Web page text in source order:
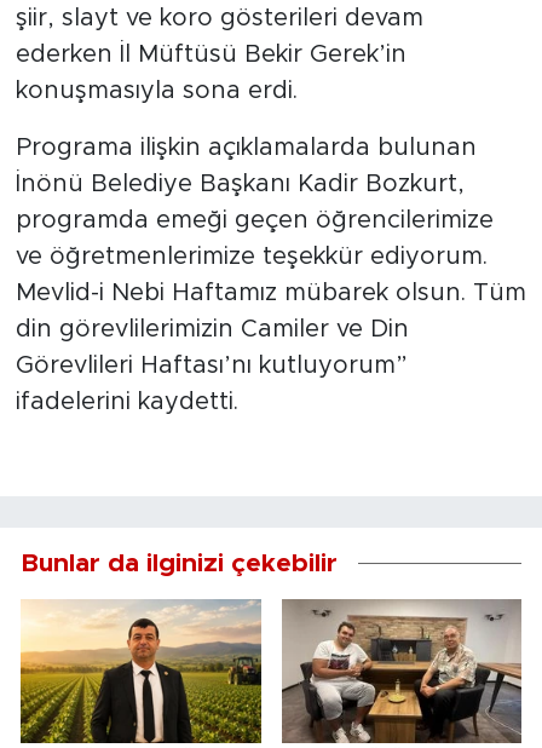
şiir, slayt ve koro gösterileri devam
ederken İl Müftüsü Bekir Gerek’in
konuşmasıyla sona erdi.
Programa ilişkin açıklamalarda bulunan
İnönü Belediye Başkanı Kadir Bozkurt,
programda emeği geçen öğrencilerimize
ve öğretmenlerimize teşekkür ediyorum.
Mevlid-i Nebi Haftamız mübarek olsun. Tüm
din görevlilerimizin Camiler ve Din
Görevlileri Haftası’nı kutluyorum”
ifadelerini kaydetti.
Bunlar da ilginizi çekebilir